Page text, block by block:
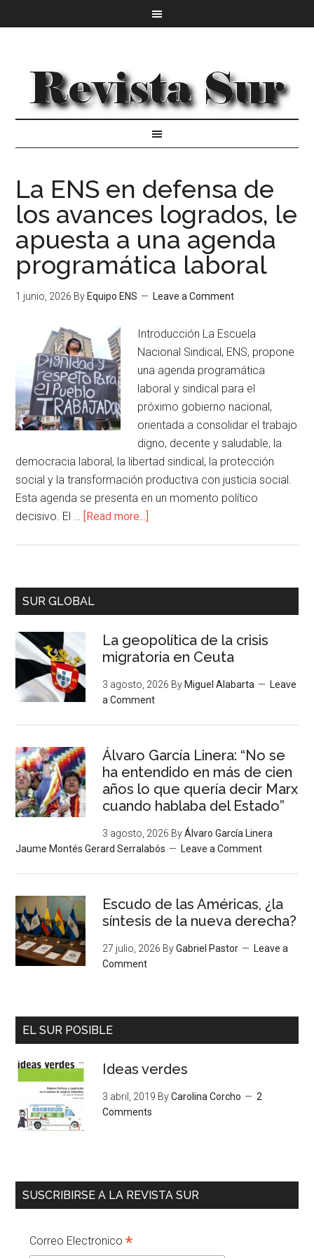
La ENS en defensa de
los avances logrados, le
apuesta a una agenda
programática laboral
1 junio, 2026 By Equipo ENS Leave a Comment
Introducción La Escuela
Nacional Sindical, ENS, propone
una agenda programática
laboral y sindical para el
próximo gobierno nacional,
orientada a consolidar el trabajo
digno, decente y saludable, la
democracia laboral, la libertad sindical, la protección
social y la transformación productiva con justicia social.
Esta agenda se presenta en un momento político
decisivo. El … [Read more...]
SUR GLOBAL
La geopolítica de la crisis
migratoria en Ceuta
3 agosto, 2026 By Miguel Alabarta
Leave
a Comment
Álvaro García Linera: “No se
ha entendido en más de cien
años lo que quería decir Marx
cuando hablaba del Estado”
3 agosto, 2026 ByÁlvaro García Linera
Jaume Montés Gerard Serralabós
Leave a Comment
Escudo de las Américas, ¿la
síntesis de la nueva derecha?
27 julio, 2026 ByGabriel Pastor
Leave a
Comment
EL SUR POSIBLE
Ideas verdes
3 abril, 2019 ByCarolina Corcho
2
Comments
SUSCRIBIRSE A LA REVISTA SUR
Correo Electronico*